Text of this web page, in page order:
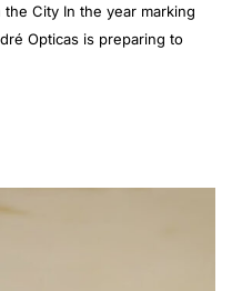
City In the year marking
Opticas is preparing to